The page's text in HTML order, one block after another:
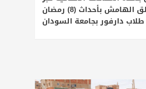
التلفزيون لشباب من مناطق الهامش بأحداث (8) رمضان
دارفور بجامعة السودان